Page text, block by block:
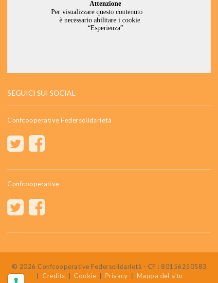
SEGUICI SUI SOCIAL
Confcooperative Federsolidarietà
Confcooperative
© 2026 Confcooperative Federsolidarietà - CF : 80156250583
Credits Cookie Privacy Mappa del sito